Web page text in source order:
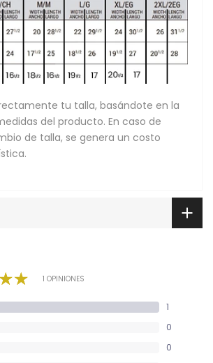
tu talla, basándote en la
del producto. En caso de
de talla, se genera un costo
1 OPINIONES
1
0
0